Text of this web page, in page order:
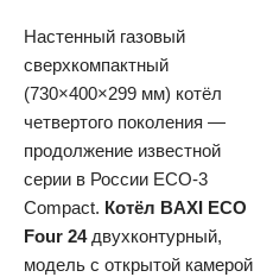
Настенный газовый
сверхкомпактный
(730×400×299 мм) котёл
четвертого поколения —
продолжение известной
серии в России ECO-3
Compact. Котёл BAXI ECO
Four 24двухконтурный,
модель с открытой камерой